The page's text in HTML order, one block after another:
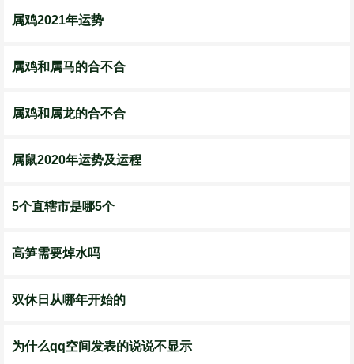
属鸡2021年运势
属鸡和属马的合不合
属鸡和属龙的合不合
属鼠2020年运势及运程
5个直辖市是哪5个
高笋需要焯水吗
双休日从哪年开始的
为什么qq空间发表的说说不显示